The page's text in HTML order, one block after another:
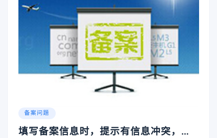
备案问題
填写备案信息时，提示有信息冲突，怎